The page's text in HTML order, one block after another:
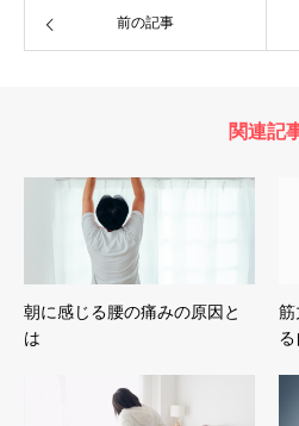
前の記事
関連記
朝に感じる腰の痛みの原因と
は
筋